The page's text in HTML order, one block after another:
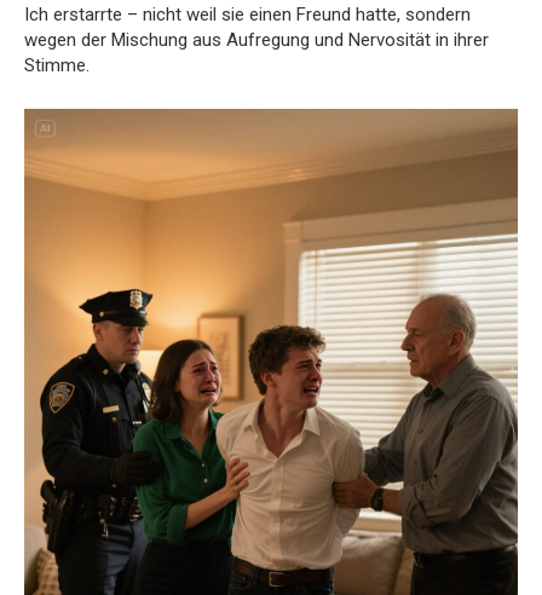
Ich erstarrte – nicht weil sie einen Freund hatte, sondern
wegen der Mischung aus Aufregung und Nervosität in ihrer
Stimme.